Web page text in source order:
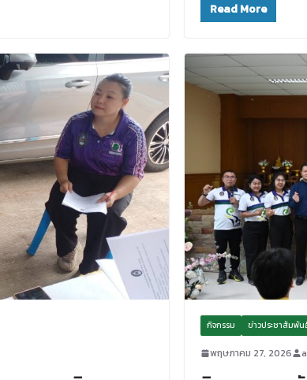
Read More
กิจกรรม ข่าวประชาสัมพัน
พฤษภาคม 27, 2026